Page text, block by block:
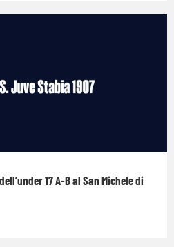
17 A-B al San Michele di